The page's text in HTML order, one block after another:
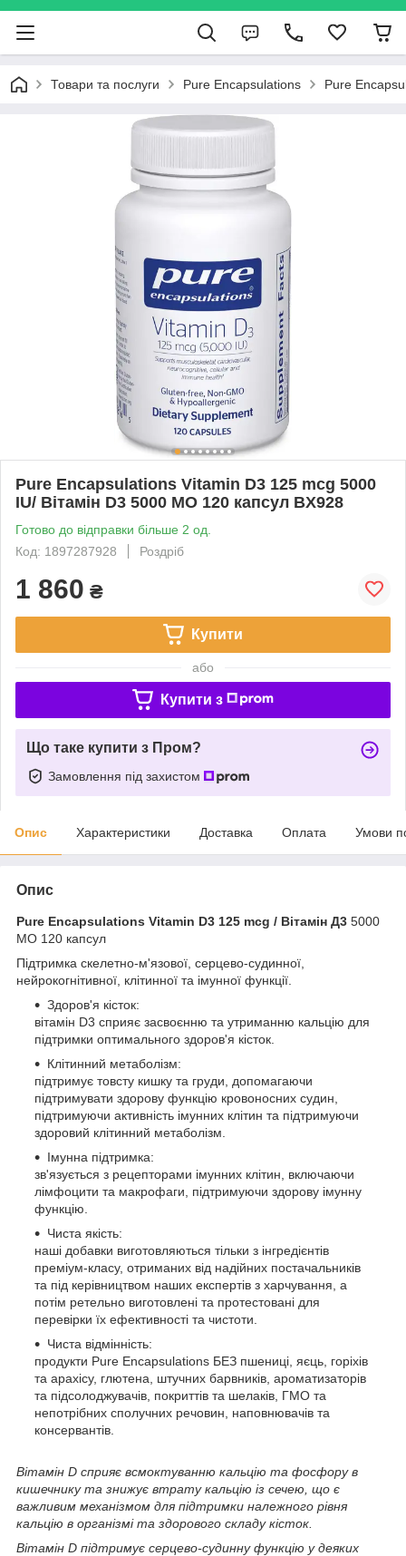
Товари та послуги Pure Encapsulations Pure
Pure Encapsulations Vitamin D3 125 mcg 5000
IU/ Вітамін D3 5000 МО 120 капсул BX928
Готово до відправки більше 2 од.
Код: 1897287928
Роздріб
1 860 ₴
Купити
або
Купити з
Що таке купити з Пром?
Замовлення під захистом
Опис Характеристики Доставка Оплата Умови
Опис
Pure Encapsulations Vitamin D3 125 mcg / Вітамін Д3 5000
МО 120 капсул
Підтримка скелетно-м'язової, серцево-судинної,
нейрокогнітивної, клітинної та імунної функції.
Здоров'я кісток:
вітамін D3 сприяє засвоєнню та утриманню кальцію для
підтримки оптимального здоров'я кісток.
Клітинний метаболізм:
підтримує товсту кишку та груди, допомагаючи
підтримувати здорову функцію кровоносних судин,
підтримуючи активність імунних клітин та підтримуючи
здоровий клітинний метаболізм.
Імунна підтримка:
зв'язується з рецепторами імунних клітин, включаючи
лімфоцити та макрофаги, підтримуючи здорову імунну
функцію.
Чиста якість:
наші добавки виготовляються тільки з інгредієнтів
преміум-класу, отриманих від надійних постачальників
та під керівництвом наших експертів з харчування, а
потім ретельно виготовлені та протестовані для
перевірки їх ефективності та чистоти.
Чиста відмінність:
продукти Pure Encapsulations БЕЗ пшениці, яєць, горіхів
та арахісу, глютена, штучних барвників, ароматизаторів
та підсолоджувачів, покриттів та шелаків, ГМО та
непотрібних сполучних речовин, наповнювачів та
консервантів.
Вітамін D сприяє всмоктуванню кальцію та фосфору в
кишечнику та знижує втрату кальцію із сечею, що є
важливим механізмом для підтримки належного рівня
кальцію в організмі та здорового складу кісток.
Вітамін D підтримує серцево-судинну функцію у деяких